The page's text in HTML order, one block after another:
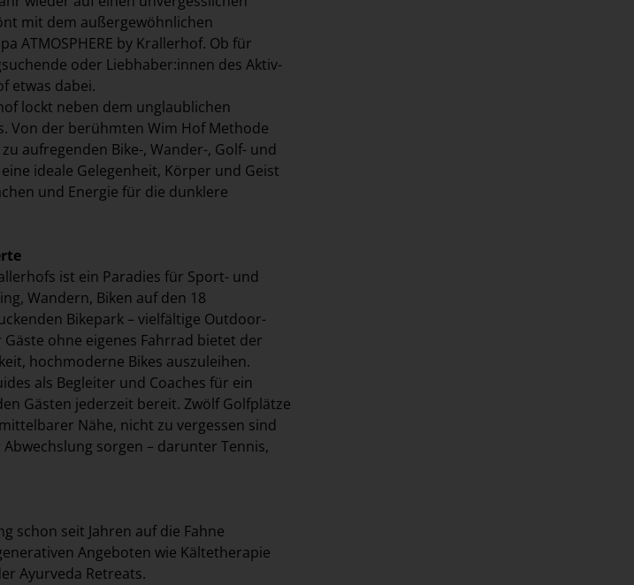
mit dem außergewöhnlichen
ATMOSPHERE by Krallerhof. Ob für
oder Liebhaber:innen des Aktiv-
etwas dabei.
lockt neben dem unglaublichen
Von der berühmten Wim Hof Methode
aufregenden Bike-, Wander-, Golf- und
ideale Gelegenheit, Körper und Geist
und Energie für die dunklere
ist ein Paradies für Sport- und
Wandern, Biken auf den 18
Bikepark – vielfältige Outdoor-
ohne eigenes Fahrrad bietet der
hochmoderne Bikes auszuleihen.
als Begleiter und Coaches für ein
Gästen jederzeit bereit. Zwölf Golfplätze
Nähe, nicht zu vergessen sind
sorgen – darunter Tennis,
schon seit Jahren auf die Fahne
Angeboten wie Kältetherapie
Ayurveda Retreats.